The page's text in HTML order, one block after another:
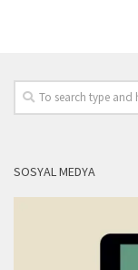
SOSYAL MEDYA